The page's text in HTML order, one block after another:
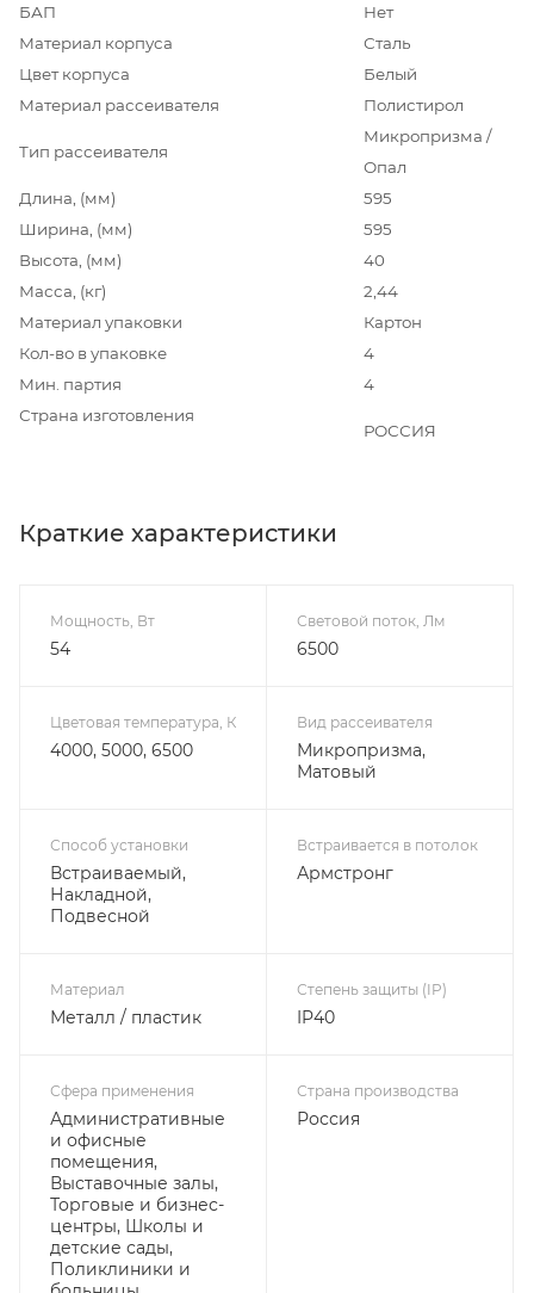
БАП
Нет
Материал корпуса
Сталь
Цвет корпуса
Белый
Материал рассеивателя
Полистирол
Тип рассеивателя
Микропризма /
Опал
Длина, (мм)
595
Ширина, (мм)
595
Высота, (мм)
40
Масса, (кг)
2,44
Материал упаковки
Картон
Кол-во в упаковке
4
Мин. партия
4
Страна изготовления
РОССИЯ
Краткие характеристики
Мощность, Вт
54
Световой поток, Лм
6500
Цветовая температура, К
4000, 5000, 6500
Вид рассеивателя
Микропризма,
Матовый
Способ установки
Встраиваемый,
Накладной,
Подвесной
Встраивается в потолок
Армстронг
Материал
Металл / пластик
Степень защиты (IP)
IP40
Сфера применения
Административные
и офисные
помещения,
Выставочные залы,
Торговые и бизнес-
центры, Школы и
детские сады,
Поликлиники и
Страна производства
Россия